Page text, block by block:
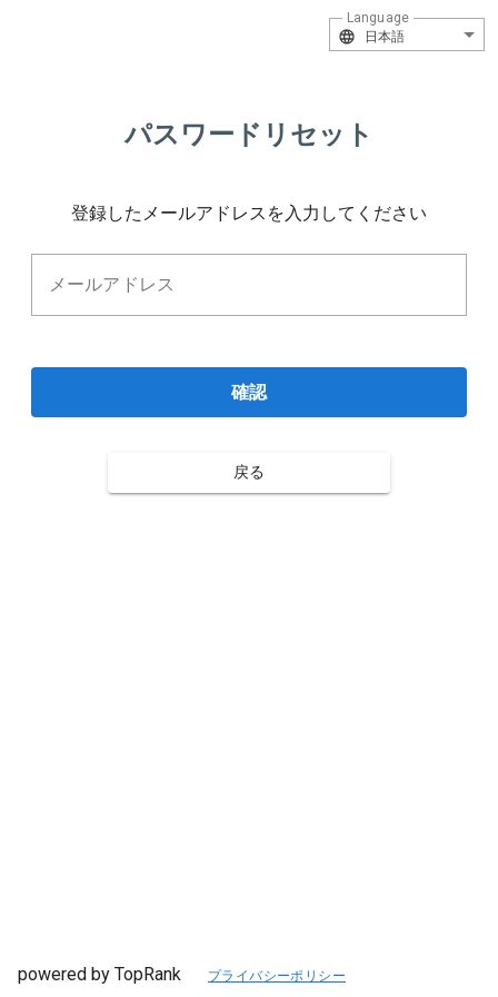
日本語
Language
パスワードリセット
登録したメールアドレスを入力してください
メールアドレス
確認
戻る
powered by TopRank プライバシーポリシー